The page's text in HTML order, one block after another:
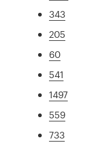
343
205
60
541
1497
559
733